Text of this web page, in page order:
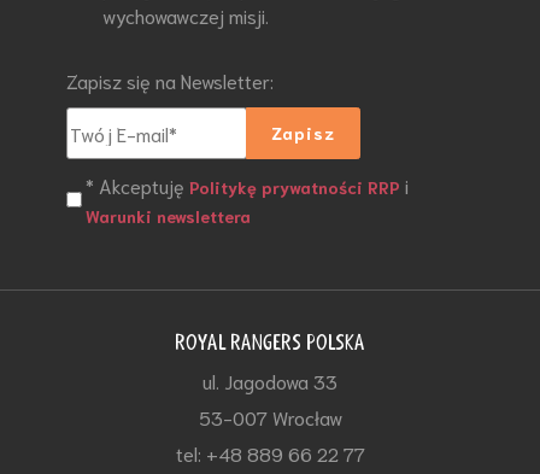
wychowawczej misji.
Zapisz się na Newsletter:
* AkceptujęPolitykę prywatności RRP i
Warunki newslettera
ROYAL RANGERS POLSKA
ul. Jagodowa 33
53-007 Wrocław
tel: +48 889 66 22 77